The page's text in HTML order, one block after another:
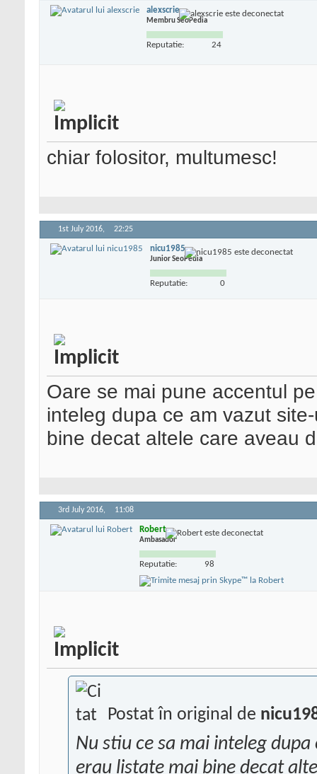
alexscrie
Membru SeoPedia
Reputatie: 24
chiar folositor, multumesc!
1st July 2016, 22:25
nicu1985
Junior SeoPedia
Reputatie: 0
Oare se mai pune accentul
inteleg dupa ce am vazut
bine decat altele care aveau
3rd July 2016, 11:08
Robert
Ambasador
Reputatie: 98
Postat în original de
Nu stiu ce sa mai inteleg
erau listate mai bine decat